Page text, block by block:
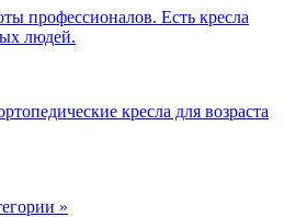
профессионалов. Есть кресла
людей.
кресла для возраста
»